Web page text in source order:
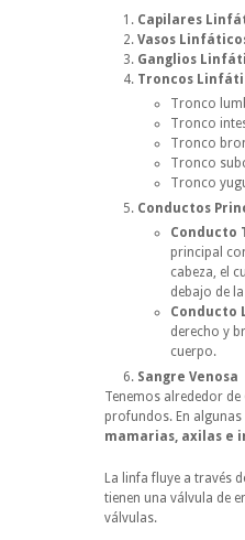
Capilares
Vasos
Ganglios
Troncos
Tronco
Tronco
Tronco
Tronco
Tronco
Conductos
Conducto
principal
cabeza, el
debajo de
Conducto
derecho y
cuerpo.
Sangre Venosa
Tenemos alrededor
profundos. En
mamarias, axilas e
La linfa fluye a través
tienen una válvula de
válvulas.